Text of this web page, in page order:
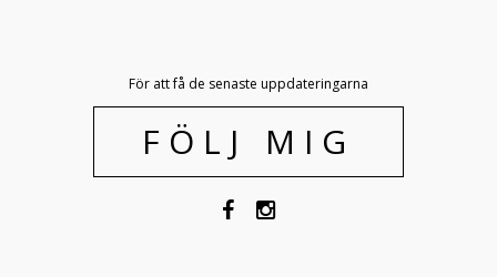
För att få de senaste uppdateringarna
FÖLJ MIG